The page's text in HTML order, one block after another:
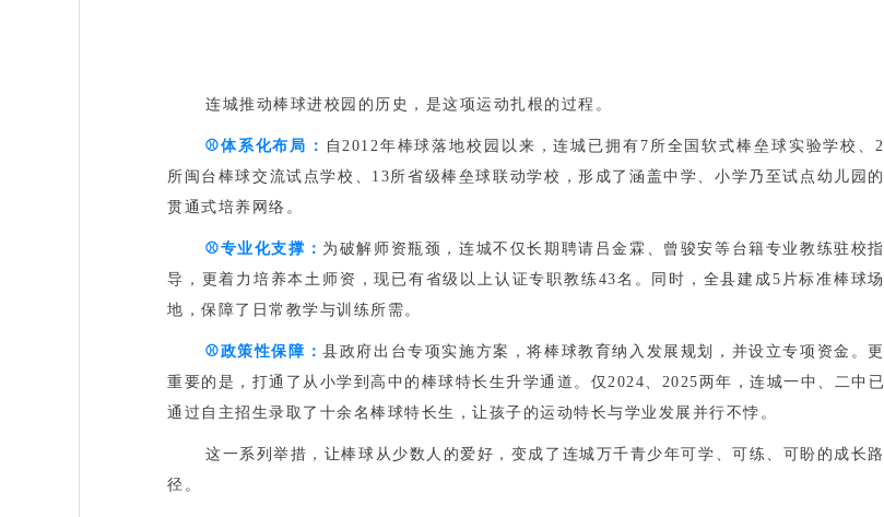
连城推动棒球进校园的历史，是这项运动扎根的过程。
⚾️体系化布局‌： 自2012年棒球落地校园以来，连城已拥有‌7所全国软式棒垒球实验学校、2
所闽台棒球交流试点学校、13所省级棒垒球联动学校，形成了涵盖中学、小学乃至试点幼儿园的
贯通式培养网络。
⚾️专业化支撑‌： 为破解师资瓶颈，连城不仅长期聘请‌吕金霖、曾骏安等台籍专业教练‌驻校指
导，更着力培养本土师资，现已有省级以上认证专职教练43名。同时，全县建成‌5片标准棒球场
地‌，保障了日常教学与训练所需。
⚾️政策性保障‌：县政府出台专项实施方案，将棒球教育纳入发展规划，并设立专项资金。更
重要的是，‌打通了从小学到高中的棒球特长生升学通道‌。仅2024、2025两年，连城一中、二中已
通过自主招生录取了十余名棒球特长生，让孩子的运动特长与学业发展并行不悖。
这一系列举措，让棒球从少数人的爱好，变成了连城万千青少年可学、可练、可盼的成长路
径。